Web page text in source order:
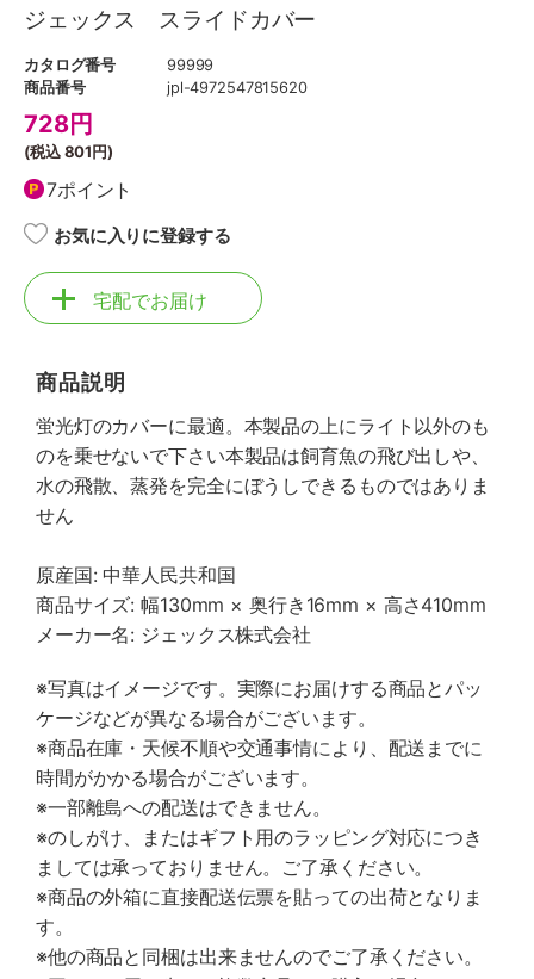
ジェックス スライドカバー
カタログ番号
99999
商品番号
jpl-4972547815620
728円
(税込801円)
7ポイント
お気に入りに登録する
宅配でお届け
商品説明
蛍光灯のカバーに最適。本製品の上にライト以外のも
のを乗せないで下さい本製品は飼育魚の飛び出しや、
水の飛散、蒸発を完全にぼうしできるものではありま
せん
原産国: 中華人民共和国
商品サイズ: 幅130mm × 奥行き16mm × 高さ410mm
メーカー名: ジェックス株式会社
※写真はイメージです。実際にお届けする商品とパッ
ケージなどが異なる場合がございます。
※商品在庫・天候不順や交通事情により、配送までに
時間がかかる場合がございます。
※一部離島への配送はできません。
※のしがけ、またはギフト用のラッピング対応につき
ましては承っておりません。ご了承ください。
※商品の外箱に直接配送伝票を貼っての出荷となりま
す。
※他の商品と同梱は出来ませんのでご了承ください。